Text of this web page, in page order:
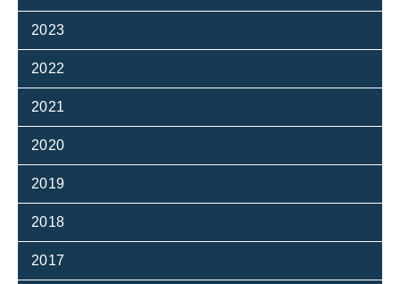
2023
2022
2021
2020
2019
2018
2017